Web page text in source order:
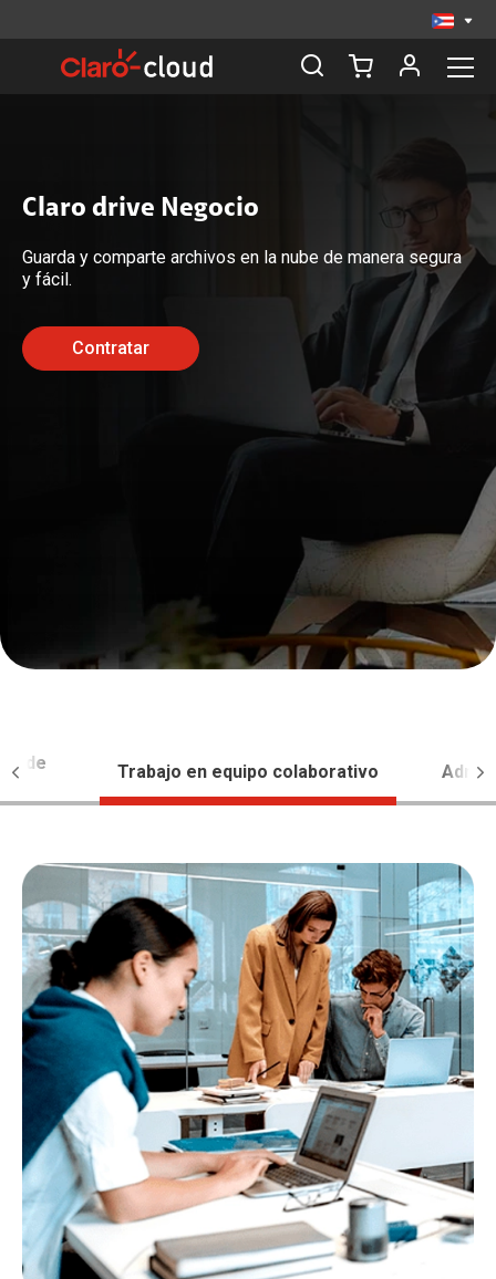
Claro drive Negocio
Guarda y comparte archivos en la nube de manera segura
y fácil.
Contratar
de Trabajo en equipo colaborativo